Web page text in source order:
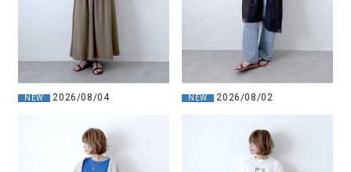
NEW 2026/08/04 NEW 2026/08/02